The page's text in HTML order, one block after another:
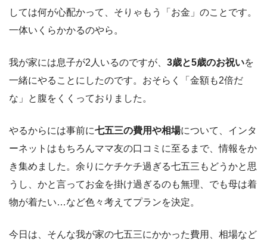
しては何が心配かって、そりゃもう「お金」のことです。
一体いくらかかるのやら。
我が家には息子が2人いるのですが、 3歳と5歳のお祝いを
一緒にやることにしたのです。おそらく「金額も2倍だ
な」と腹をくくっておりました。
やるからには事前に七五三の費用や相場について、インタ
ーネットはもちろんママ友の口コミに至るまで、情報をか
き集めました。余りにケチケチ過ぎる七五三もどうかと思
うし、かと言ってお金を掛け過ぎるのも無理、でも母は着
物が着たい…など色々考えてプランを決定。
今日は、そんな我が家の七五三にかかった費用、相場など